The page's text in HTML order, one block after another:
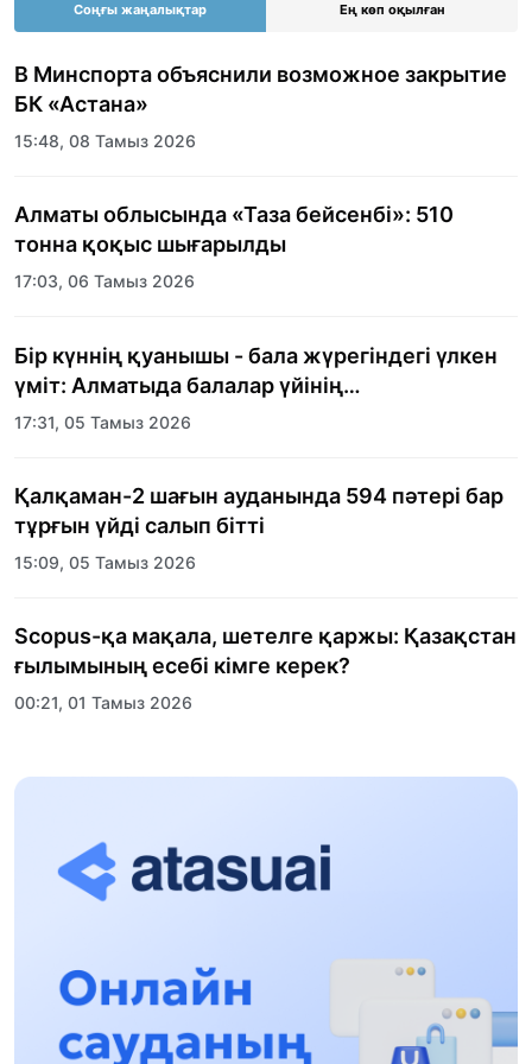
Соңғы жаңалықтар Ең көп оқылған
В Минспорта объяснили возможное закрытие
БК «Астана»
15:48, 08 Тамыз 2026
Алматы облысында «Таза бейсенбі»: 510
тонна қоқыс шығарылды
17:03, 06 Тамыз 2026
Бір күннің қуанышы - бала жүрегіндегі үлкен
үміт: Алматыда балалар үйінің
тәрбиеленушілеріне мерекелік күн
17:31, 05 Тамыз 2026
Қалқаман-2 шағын ауданында 594 пәтері бар
тұрғын үйді салып бітті
15:09, 05 Тамыз 2026
Scopus-қа мақала, шетелге қаржы: Қазақстан
ғылымының есебі кімге керек?
00:21, 01 Тамыз 2026
«Заң керуені» жобасы: Абай облысында
17:31, 31 Шілде 2026
13:13, 30 Шілде 2026
Асхат Асылбеков: Күшті билікке күшті